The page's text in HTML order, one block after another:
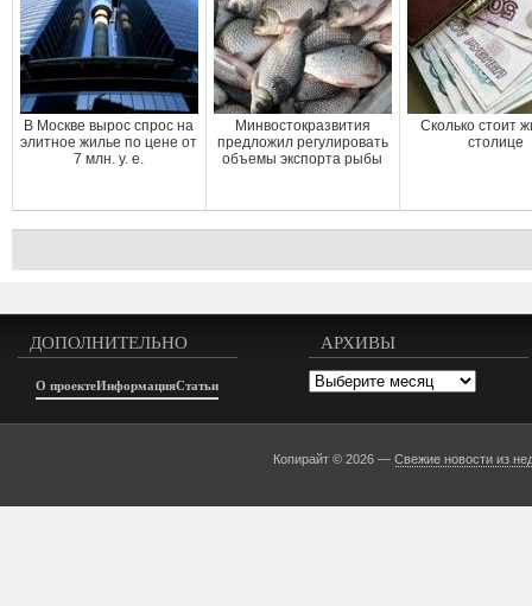
В Москве вырос спрос на
элитное жилье по цене от
7 млн. у. е.
Минвостокразвития
предложил регулировать
объемы экспорта рыбы
Сколько стоит
столице
ДОПОЛНИТЕЛЬНО
О проектеИнформацияСтатьи
АРХИВЫ
Архивы
Копирайт © 2026 —Свежие новости из